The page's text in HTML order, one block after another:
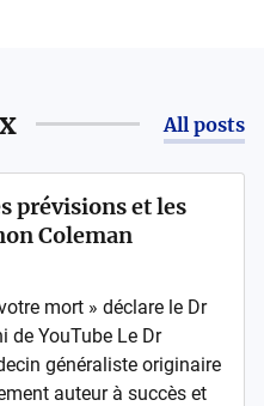
All posts
prévisions et les
Coleman
mort » déclare le Dr
de YouTube Le Dr
généraliste originaire
auteur à succès et